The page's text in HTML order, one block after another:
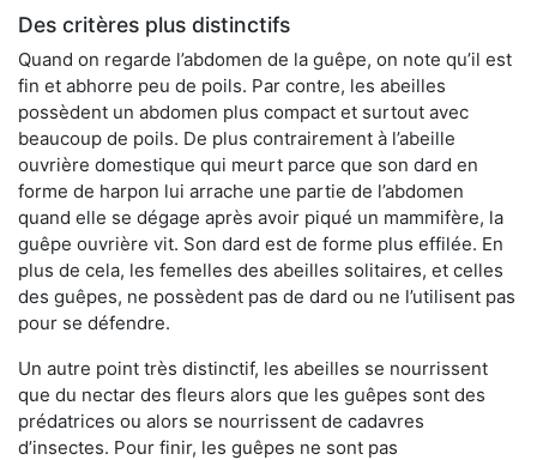
Des critères plus distinctifs
Quand on regarde l’abdomen de la guêpe, on note qu’il est
fin et abhorre peu de poils. Par contre, les abeilles
possèdent un abdomen plus compact et surtout avec
beaucoup de poils. De plus contrairement à l’abeille
ouvrière domestique qui meurt parce que son dard en
forme de harpon lui arrache une partie de l’abdomen
quand elle se dégage après avoir piqué un mammifère, la
guêpe ouvrière vit. Son dard est de forme plus effilée. En
plus de cela, les femelles des abeilles solitaires, et celles
des guêpes, ne possèdent pas de dard ou ne l’utilisent pas
pour se défendre.
Un autre point très distinctif, les abeilles se nourrissent
que du nectar des fleurs alors que les guêpes sont des
prédatrices ou alors se nourrissent de cadavres
d’insectes. Pour finir, les guêpes ne sont pas